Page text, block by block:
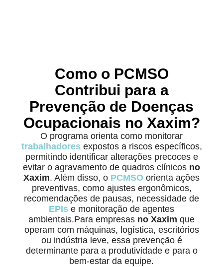
Como o PCMSO
Contribui para a
Prevenção de Doenças
Ocupacionais no Xaxim?
O programa orienta como monitorar
trabalhadores expostos a riscos específicos,
permitindo identificar alterações precoces e
evitar o agravamento de quadros clínicos no
Xaxim. Além disso, o PCMSO orienta ações
preventivas, como ajustes ergonômicos,
recomendações de pausas, necessidade de
EPIs e monitoração de agentes
ambientais.Para empresas no Xaxim que
operam com máquinas, logística, escritórios
ou indústria leve, essa prevenção é
determinante para a produtividade e para o
bem-estar da equipe.